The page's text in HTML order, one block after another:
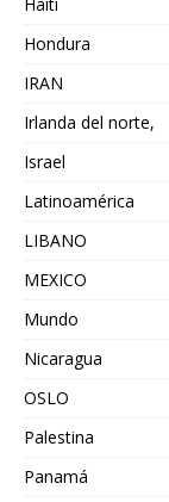
Hondura
IRAN
Irlanda del norte,
Israel
Latinoamérica
LIBANO
MEXICO
Mundo
Nicaragua
OSLO
Palestina
Panamá